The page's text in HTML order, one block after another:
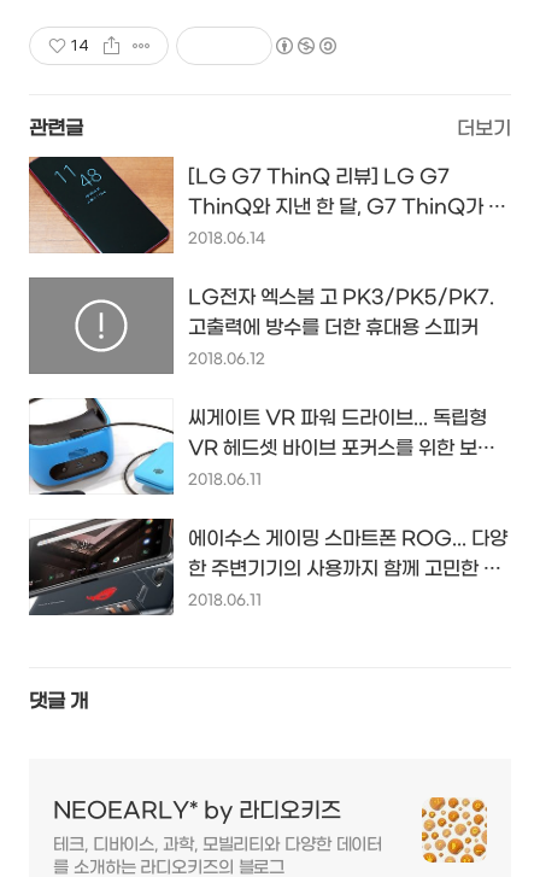
14
관련글 더보기
[LG G7 ThinQ 리뷰] LG G7
ThinQ와 지낸 한 달, G7 ThinQ가 보
여준 장점과 개선됐으면 하는 부분들...
2018.06.14
LG전자 엑스붐 고 PK3/PK5/PK7.
고출력에 방수를 더한 휴대용 스피커
2018.06.12
씨게이트 VR 파워 드라이브... 독립형
VR 헤드셋 바이브 포커스를 위한 보조
배터리와 하드디스크 팩...
2018.06.11
에이수스 게이밍 스마트폰 ROG... 다양
한 주변기기의 사용까지 함께 고민한 노
련한 게이밍폰 패키지...
2018.06.11
댓글 개
NEOEARLY* by 라디오키즈
테크, 디바이스, 과학, 모빌리티와 다양한 데이터
를 소개하는 라디오키즈의 블로그